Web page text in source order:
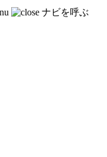
ナビを呼ぶ